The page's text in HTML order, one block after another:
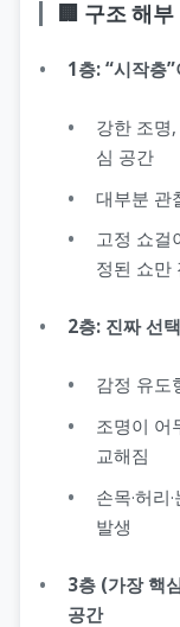
🏢 구조 해부
1층: “시작층”
강한 조명
심 공간
대부분 관
고정 쇼걸
정된 쇼만
2층: 진짜 선
감정 유도
조명이 어
교해짐
손목·허
발생
3층 (가장 핵
공간